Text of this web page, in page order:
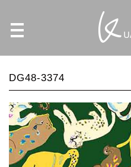
DG48-3374